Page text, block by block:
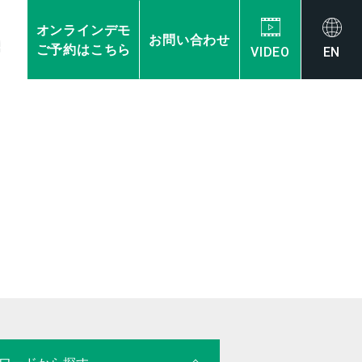
VIDEO EN
オンラインデモ
ご予約はこちら
お問い合わせ